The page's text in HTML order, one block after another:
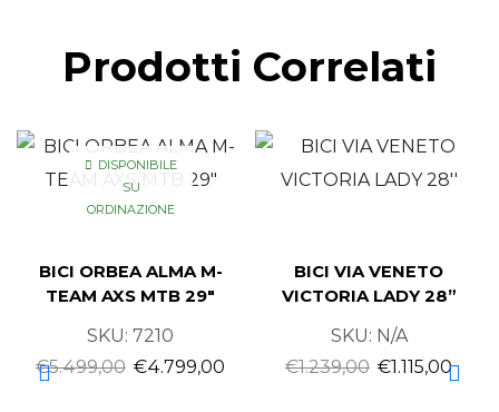
Prodotti Correlati
DISPONIBILE
SU
ORDINAZIONE
BICI ORBEA ALMA M-
TEAM AXS MTB 29″
SKU: 7210
€5.499,00 €4.799,00
BICI VIA VENETO
VICTORIA LADY 28”
SKU: N/A
€1.239,00 €1.115,00